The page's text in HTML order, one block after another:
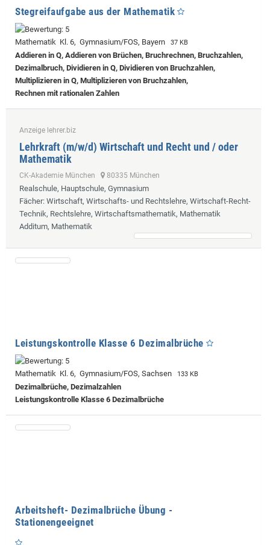
Stegreifaufgabe aus der Mathematik
Mathematik Kl. 6, Gymnasium/FOS, Bayern 37 KB
Addieren in Q, Addieren von Brüchen, Bruchrechnen, Bruchzahlen,
Dezimalbruch, Dividieren in Q, Dividieren von Bruchzahlen,
Multiplizieren in Q, Multiplizieren von Bruchzahlen,
Rechnen mit rationalen Zahlen
Anzeige lehrer.biz
Lehrkraft (m/w/d) Wirtschaft und Recht und / oder
Mathematik
CK-Akademie München 80335 München
Realschule, Hauptschule, Gymnasium
Fächer: Wirtschaft, Wirtschafts- und Rechtslehre, Wirtschaft-Recht-
Technik, Rechtslehre, Wirtschaftsmathematik, Mathematik
Additum, Mathematik
Leistungskontrolle Klasse 6 Dezimalbrüche
Mathematik Kl. 6, Gymnasium/FOS, Sachsen 133 KB
Dezimalbrüche, Dezimalzahlen
Leistungskontrolle Klasse 6 Dezimalbrüche
Arbeitsheft- Dezimalbrüche Übung -
Stationengeeignet